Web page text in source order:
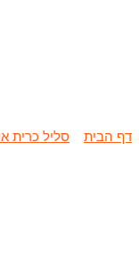
דף הבית סליל כרית